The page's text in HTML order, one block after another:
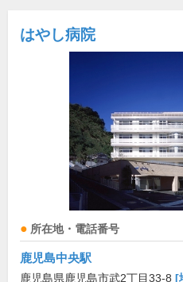
はやし病院
所在地・電話番号
鹿児島中央駅
鹿児島県鹿児島市武2丁目33-8 [